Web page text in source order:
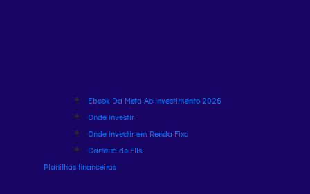
Ebook Da Meta Ao Investimento 2026
Onde investir
Onde investir em Renda Fixa
Carteira de FIIs
Planilhas financeiras